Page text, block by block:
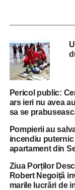
Ziua Marinei
Herastrau.
Pericol public:
ars ieri nu avea
sa se
Pompierii au
incendiu
apartament din
Ziua Porților
Robert Negoiță
marile lucrări de